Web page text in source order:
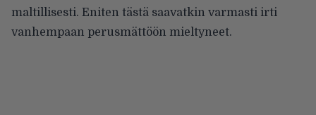
maltillisesti. Eniten tästä saavatkin varmasti irti
vanhempaan perusmättöön mieltyneet.